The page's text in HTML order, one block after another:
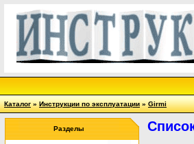
Каталог»Инструкции по эксплуатации»Girmi
Разделы